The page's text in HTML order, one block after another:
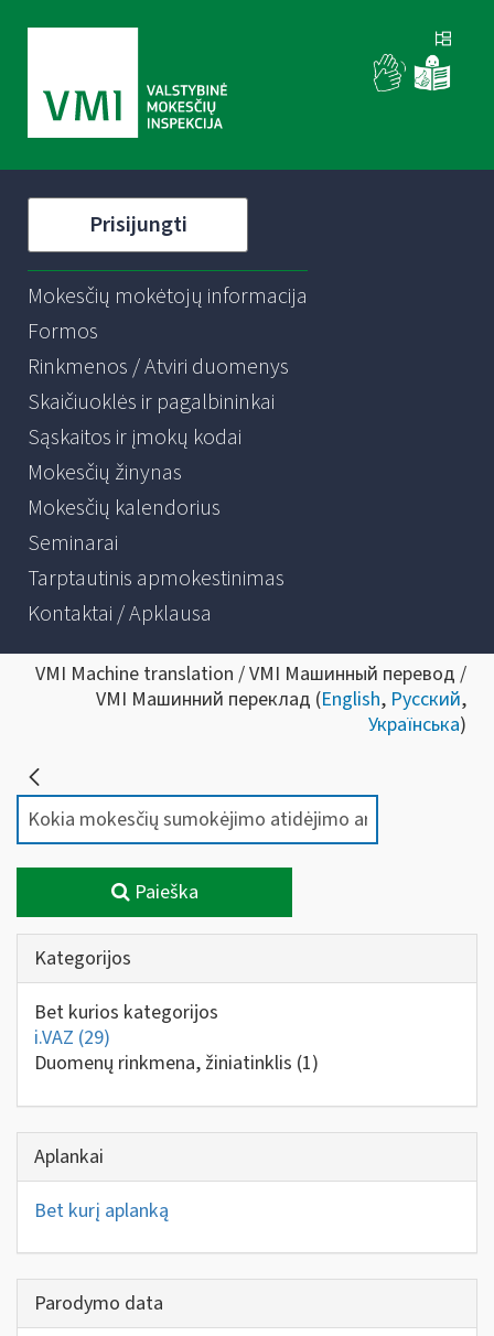
Prisijungti
Mokesčių mokėtojų informacija
Formos
Rinkmenos / Atviri duomenys
Skaičiuoklės ir pagalbininkai
Sąskaitos ir įmokų kodai
Mokesčių žinynas
Mokesčių kalendorius
Seminarai
Tarptautinis apmokestinimas
Kontaktai / Apklausa
VMI Machine translation / VMI Машинный перевод /
VMI Машинний переклад (English, Русский,
Українська)
Paieška
Kategorijos
Bet kurios kategorijos
i.VAZ (29)
Duomenų rinkmena, žiniatinklis (1)
Aplankai
Bet kurį aplanką
Parodymo data